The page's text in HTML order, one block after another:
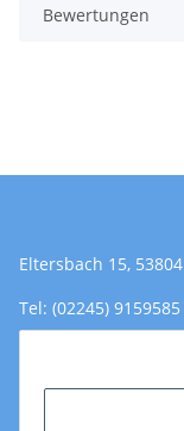
Bewertungen
Eltersbach 15,
Tel: (02245) 9159585
Email:
Öffnungszeiten